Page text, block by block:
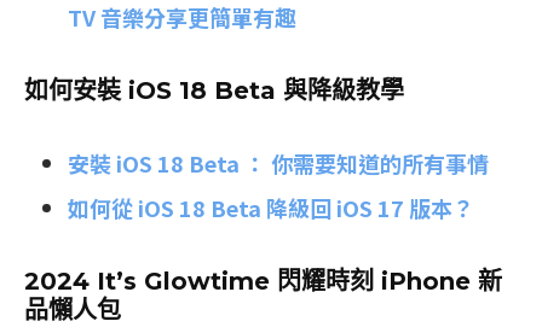
TV 音樂分享更簡單有趣
如何安裝 iOS 18 Beta 與降級教學
安裝 iOS 18 Beta ： 你需要知道的所有事情
如何從 iOS 18 Beta 降級回 iOS 17 版本？
2024 It’s Glowtime 閃耀時刻 iPhone 新
品懶人包